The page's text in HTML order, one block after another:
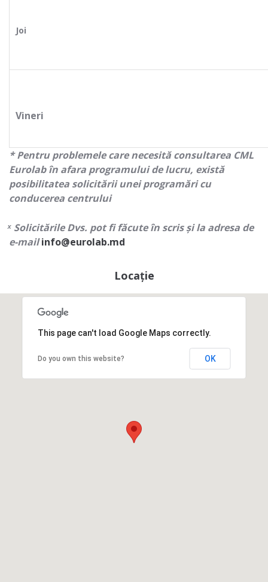
Joi
Vineri
* Pentru problemele care necesită consultarea CML
Eurolab în afara programului de lucru, există
posibilitatea solicitării unei programări cu
conducerea centrului
ͯ Solicitările Dvs. pot fi făcute în scris și la adresa de
e-mailinfo@eurolab.md
Locație
This page can't load Google Maps correctly.
Do you own this website? OK